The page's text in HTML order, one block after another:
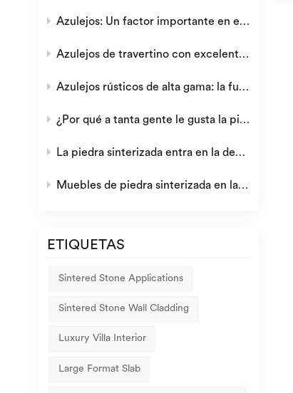
Azulejos: Un factor importante en el ambiente del hogar.
Azulejos de travertino con excelente textura natural
Azulejos rústicos de alta gama: la fusión perfecta de estética retro y calidad moderna
¿Por qué a tanta gente le gusta la piedra sinterizada?
La piedra sinterizada entra en la decoración del hogar europeo
Muebles de piedra sinterizada en la nueva era
ETIQUETAS
Sintered Stone Applications
Sintered Stone Wall Cladding
Luxury Villa Interior
Large Format Slab